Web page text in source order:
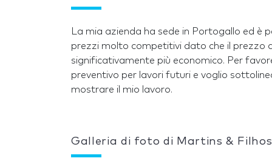
La mia azienda ha sede in Portogallo ed è
prezzi molto competitivi dato che il prezzo
significativamente più economico. Per
preventivo per lavori futuri e voglio
mostrare il mio lavoro.
Galleria di foto di Martins &